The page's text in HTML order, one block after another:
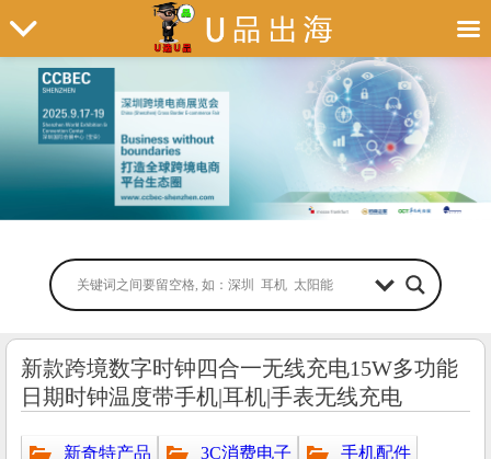
新款跨境数字时钟四合一无线充电15W多功能
日期时钟温度带手机|耳机|手表无线充电
新奇特产品 3C消费电子 手机配件